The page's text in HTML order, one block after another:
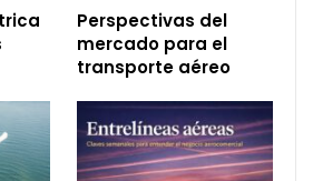
Perspectivas del
mercado para el
transporte aéreo